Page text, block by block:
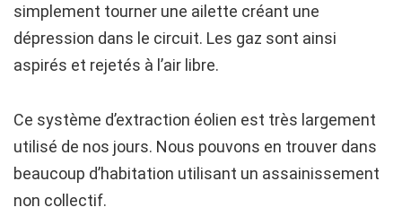
simplement tourner une ailette créant une
dépression dans le circuit. Les gaz sont ainsi
aspirés et rejetés à l’air libre.
Ce système d’extraction éolien est très largement
utilisé de nos jours. Nous pouvons en trouver dans
beaucoup d’habitation utilisant un assainissement
non collectif.